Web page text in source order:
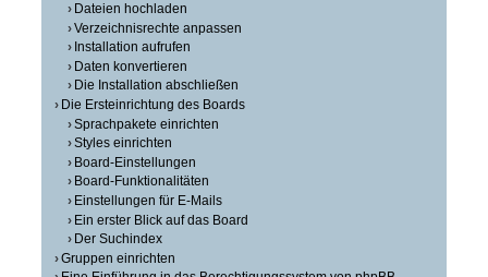
Dateien hochladen
Verzeichnisrechte anpassen
Installation aufrufen
Daten konvertieren
Die Installation abschließen
Die Ersteinrichtung des Boards
Sprachpakete einrichten
Styles einrichten
Board-Einstellungen
Board-Funktionalitäten
Einstellungen für E-Mails
Ein erster Blick auf das Board
Der Suchindex
Gruppen einrichten